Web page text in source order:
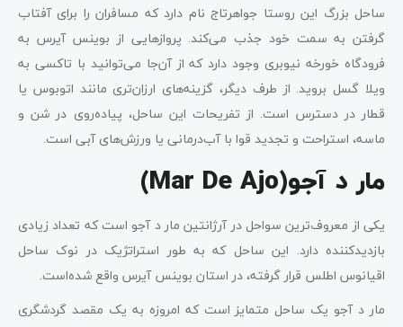
ساحل بزرگ این روستا جواهرتاج نام دارد که مسافران را برای آفتاب
گرفتن به سمت خود جذب می‌کند. پروازهایی از بوینس آیرس به
فرودگاه خورخه نیوبری وجود دارد که از آن‌جا می‌توانید با تاکسی به
ویلا گسل بروید. از طرف دیگر، گزینه‌های ارزان‌تری مانند اتوبوس یا
قطار در دسترس است. از تفریحات این ساحل، پیاده‌روی در شن و
ماسه، استراحت و تجدید قوا با آب‌درمانی یا ورزش‌های آبی است.
مار د آجو(Mar De Ajo)
یکی از معروف‌ترین سواحل در آرژانتین مار د آجو است که تعداد زیادی
بازدیدکننده دارد. این ساحل که به طور استراتژیک در نوک ساحل
اقیانوس اطلس قرار گرفته، در استان بوینس آیرس واقع شده‌است.
مار د آجو یک ساحل متمایز است که امروزه به یک مقصد گردشگری